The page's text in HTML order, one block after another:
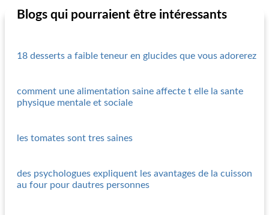
Blogs qui pourraient être intéressants
18 desserts a faible teneur en glucides que vous adorerez
comment une alimentation saine affecte t elle la sante
physique mentale et sociale
les tomates sont tres saines
des psychologues expliquent les avantages de la cuisson
au four pour dautres personnes